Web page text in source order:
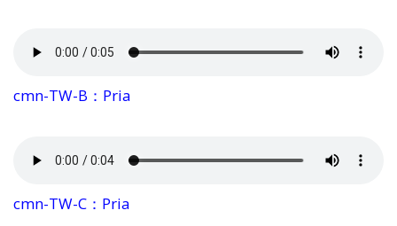
cmn-TW-B：Pria
cmn-TW-C：Pria